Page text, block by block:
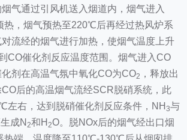
气通过引风机送入烟道内，烟气进入
热，烟气预热至220℃后再经过热风炉系
流经的烟气进行加热，使烟气温度上升
CO催化剂反应温度范围。烟气进入CO
剂在高温气氛中氧化CO为CO2 ，释放出
后的高温烟气流经SCR脱硝系统，此
左右，达到脱硝催化剂反应条件，NH3与
成N 2和H 2O。脱NOx后的烟气经出口烟